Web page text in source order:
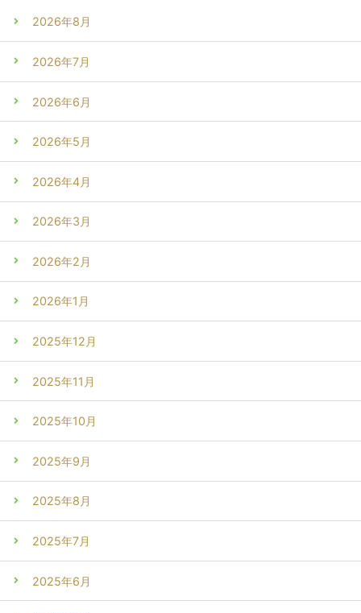
2026年8月
2026年7月
2026年6月
2026年5月
2026年4月
2026年3月
2026年2月
2026年1月
2025年12月
2025年11月
2025年10月
2025年9月
2025年8月
2025年7月
2025年6月